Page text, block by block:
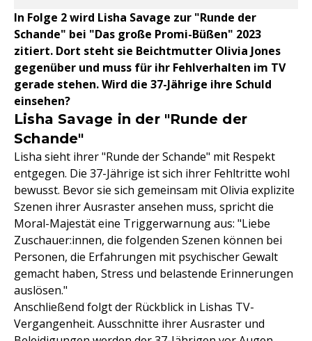
In Folge 2 wird Lisha Savage zur "Runde der
Schande" bei "Das große Promi-Büßen" 2023
zitiert. Dort steht sie Beichtmutter Olivia Jones
gegenüber und muss für ihr Fehlverhalten im TV
gerade stehen. Wird die 37-Jährige ihre Schuld
einsehen?
Lisha Savage in der "Runde der
Schande"
Lisha sieht ihrer "Runde der Schande" mit Respekt
entgegen. Die 37-Jährige ist sich ihrer Fehltritte wohl
bewusst. Bevor sie sich gemeinsam mit Olivia explizite
Szenen ihrer Ausraster ansehen muss, spricht die
Moral-Majestät eine Triggerwarnung aus: "Liebe
Zuschauer:innen, die folgenden Szenen können bei
Personen, die Erfahrungen mit psychischer Gewalt
gemacht haben, Stress und belastende Erinnerungen
auslösen."
Anschließend folgt der Rückblick in Lishas TV-
Vergangenheit. Ausschnitte ihrer Ausraster und